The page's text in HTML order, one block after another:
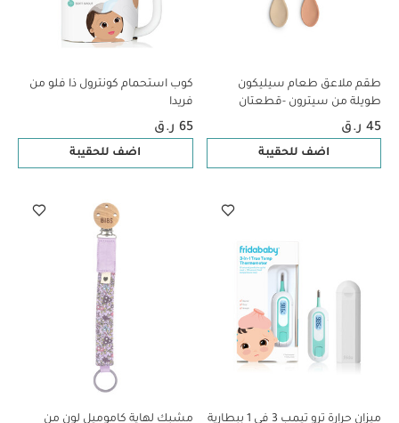
طقم ملاعق طعام سيليكون
طويلة من سيترون -قطعتان
بتصميم راقصة باليه
45 ر.ق
اضف للحقيبة
كوب استحمام كونترول ذا فلو من
فريدا
65 ر.ق
اضف للحقيبة
ميزان حرارة ترو تيمب 3 في 1 ببطارية مشبك لهاية كاموميل لون من